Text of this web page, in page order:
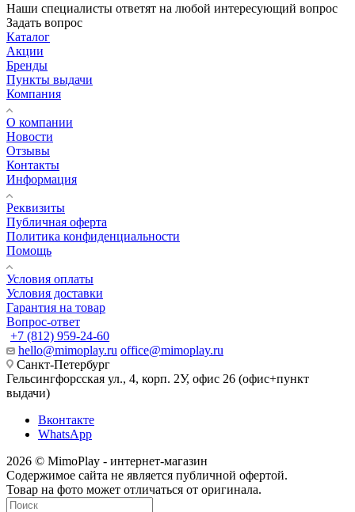
Наши специалисты ответят на любой интересующий вопрос
Задать вопрос
Каталог
Акции
Бренды
Пункты выдачи
Компания
О компании
Новости
Отзывы
Контакты
Информация
Реквизиты
Публичная оферта
Политика конфиденциальности
Помощь
Условия оплаты
Условия доставки
Гарантия на товар
Вопрос-ответ
+7 (812) 959-24-60
hello@mimoplay.ru office@mimoplay.ru
Санкт-Петербург
Гельсингфорсская ул., 4, корп. 2У, офис 26 (офис+пункт
выдачи)
Вконтакте
WhatsApp
2026 © MimoPlay - интернет-магазин
Содержимое сайта не является публичной офертой.
Товар на фото может отличаться от оригинала.